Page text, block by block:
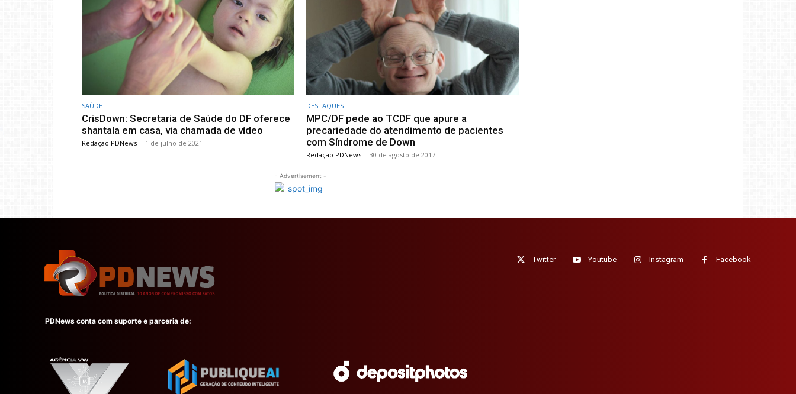
SAÚDE
CrisDown: Secretaria de Saúde do DF oferece
shantala em casa, via chamada de vídeo
Redação PDNews - 1 de julho de 2021
DESTAQUES
MPC/DF pede ao TCDF que apure a
precariedade do atendimento de pacientes
com Síndrome de Down
Redação PDNews - 30 de agosto de 2017
- Advertisement -
Twitter Youtube Instagram Facebook
PDNews conta com suporte e parceria de: